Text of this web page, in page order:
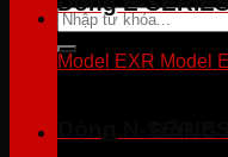
Tìm
kiếm:
Model EXR Model